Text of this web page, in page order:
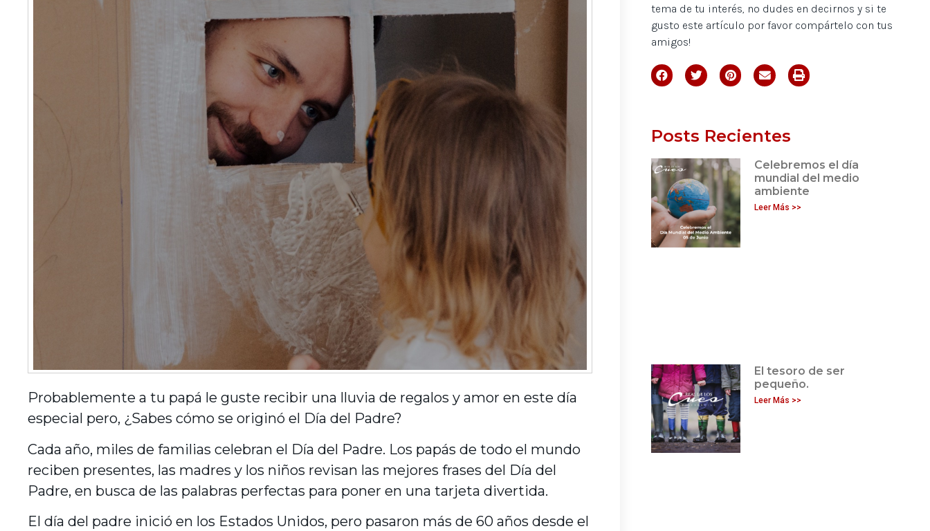
Probablemente a tu papá le guste recibir una lluvia de regalos y amor en este día
especial pero, ¿Sabes cómo se originó el Día del Padre?
Cada año, miles de familias celebran el Día del Padre. Los papás de todo el mundo
reciben presentes, las madres y los niños revisan las mejores frases del Día del
Padre, en busca de las palabras perfectas para poner en una tarjeta divertida.
El día del padre inició en los Estados Unidos, pero pasaron más de 60 años desde el
tema de tu interés, no dudes en decirnos y si te
gusto este artículo por favor compártelo con tus
amigos!
Posts Recientes
Celebremos el día
mundial del medio
ambiente
Leer Más >>
El tesoro de ser
pequeño.
Leer Más >>